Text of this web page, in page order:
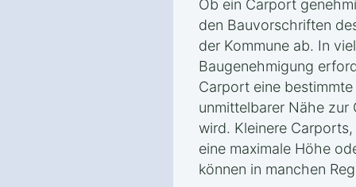
Ob ein Carport
den Bauvorschriften
der Kommune ab. In
Baugenehmigung
Carport eine
unmittelbarer Nähe zur
wird. Kleinere
eine maximale Höhe
können in manchen